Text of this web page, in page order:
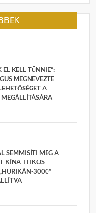
KELL TŰNNIE”:
MEGNEVEZTE
A
SEMMISÍTI MEG A
KÍNA TITKOS
3000”